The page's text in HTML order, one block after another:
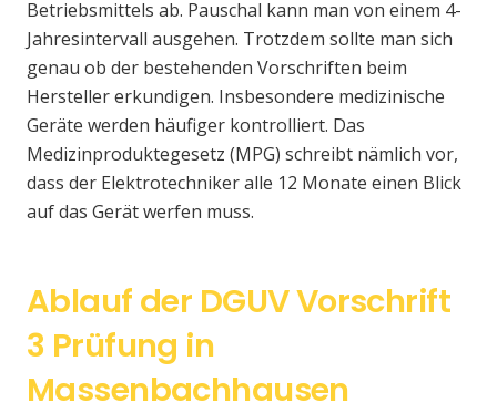
Betriebsmittels ab. Pauschal kann man von einem 4-
Jahresintervall ausgehen. Trotzdem sollte man sich
genau ob der bestehenden Vorschriften beim
Hersteller erkundigen. Insbesondere medizinische
Geräte werden häufiger kontrolliert. Das
Medizinproduktegesetz (MPG) schreibt nämlich vor,
dass der Elektrotechniker alle 12 Monate einen Blick
auf das Gerät werfen muss.
Ablauf der DGUV Vorschrift
3 Prüfung in
Massenbachhausen